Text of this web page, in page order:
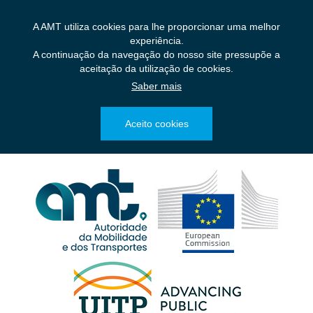
A AMT utiliza cookies para lhe proporcionar uma melhor
experiência.
A continuação da navegação do nosso site pressupõe a
aceitação da utilização de cookies.
Saber mais
Aceito cookies